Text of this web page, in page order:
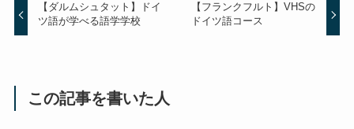
【ダルムシュタット】ドイ
ツ語が学べる語学学校
【フランクフルト】VHSの
ドイツ語コース
この記事を書いた人